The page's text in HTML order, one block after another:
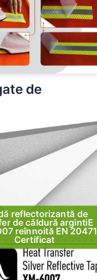
de
reflectorizantă de
de căldură argintiE
reînnoită EN 20471
Certificat